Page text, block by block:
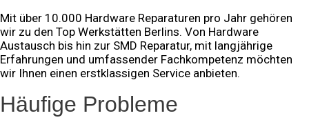
Mit über 10.000 Hardware Reparaturen pro Jahr gehören
wir zu den Top Werkstätten Berlins. Von Hardware
Austausch bis hin zur SMD Reparatur, mit langjährige
Erfahrungen und umfassender Fachkompetenz möchten
wir Ihnen einen erstklassigen Service anbieten.
Häufige Probleme